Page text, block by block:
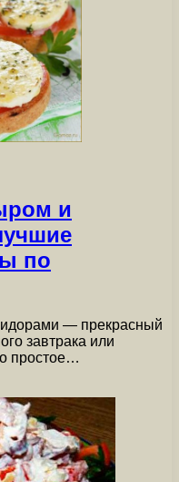
и
по
— прекрасный
завтрака или
простое…